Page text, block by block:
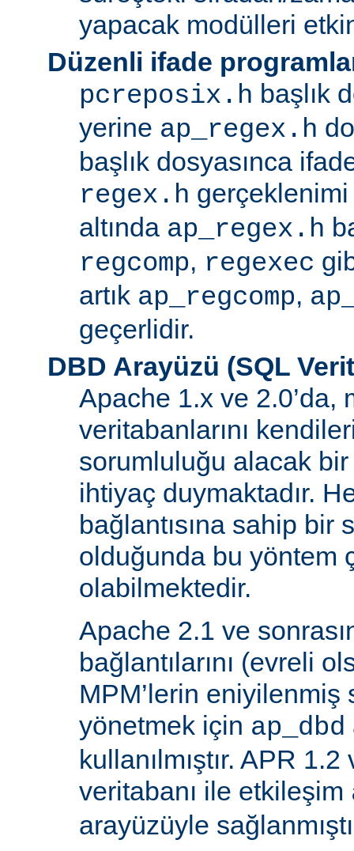
yapacak modülleri
Düzenli ifade
pcreposix.h başlık
yerine ap_regex.h
başlık dosyasınca
regex.h
altında ap_regex.h
regcomp, regexec
artık ap_regcomp,
geçerlidir.
DBD Arayüzü (SQL
Apache 1.x ve 2.0’da,
veritabanlarını
sorumluluğu alacak bir
ihtiyaç duymaktadır.
bağlantısına sahip bir
olduğunda bu yöntem
olabilmektedir.
Apache 2.1 ve
bağlantılarını (evreli
MPM’lerin
yönetmek için ap_dbd
kullanılmıştır. APR
veritabanı ile etkileşim
arayüzüyle